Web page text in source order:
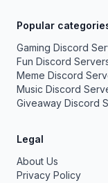
Popular
Gaming Discord
Fun Discord
Meme Discord
Music Discord
Giveaway Discord
Legal
About Us
Privacy Policy